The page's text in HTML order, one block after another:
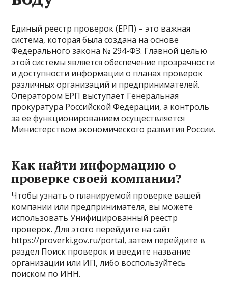
Единый реестр проверок (ЕРП) – это важная
система, которая была создана на основе
Федерального закона № 294-ФЗ. Главной целью
этой системы является обеспечение прозрачности
и доступности информации о планах проверок
различных организаций и предпринимателей.
Оператором ЕРП выступает Генеральная
прокуратура Российской Федерации, а контроль
за ее функционированием осуществляется
Министерством экономического развития России.
Как найти информацию о
проверке своей компании?
Чтобы узнать о планируемой проверке вашей
компании или предпринимателя, вы можете
использовать Унифицированный реестр
проверок. Для этого перейдите на сайт
https://proverki.gov.ru/portal, затем перейдите в
раздел Поиск проверок и введите название
организации или ИП, либо воспользуйтесь
поиском по ИНН.